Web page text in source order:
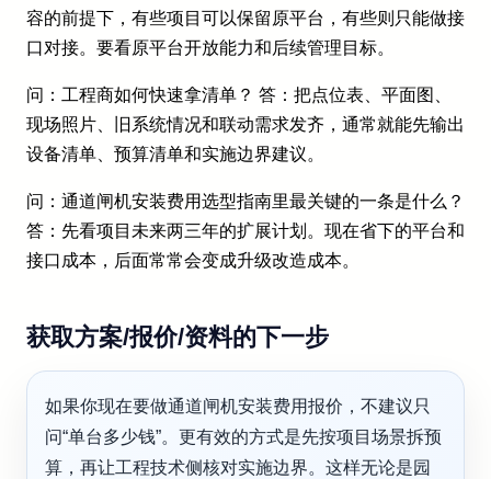
容的前提下，有些项目可以保留原平台，有些则只能做接
口对接。要看原平台开放能力和后续管理目标。
问：工程商如何快速拿清单？ 答：把点位表、平面图、
现场照片、旧系统情况和联动需求发齐，通常就能先输出
设备清单、预算清单和实施边界建议。
问：通道闸机安装费用选型指南里最关键的一条是什么？
答：先看项目未来两三年的扩展计划。现在省下的平台和
接口成本，后面常常会变成升级改造成本。
获取方案/报价/资料的下一步
如果你现在要做通道闸机安装费用报价，不建议只
问“单台多少钱”。更有效的方式是先按项目场景拆预
算，再让工程技术侧核对实施边界。这样无论是园